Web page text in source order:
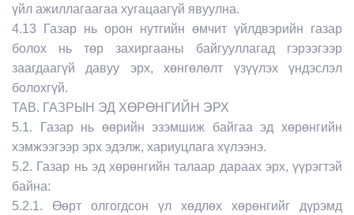
үйл ажиллагаагаа хугацаагүй явуулна.
4.13 Газар нь орон нутгийн өмчит үйлдвэрийн газар
болох нь төр захиргааны байгууллагад гэрээгээр
заагдаагүй давуу эрх, хөнгөлөлт үзүүлэх үндэслэл
болохгүй.
ТАВ. ГАЗРЫН ЭД ХӨРӨНГИЙН ЭРХ
5.1. Газар нь өөрийн эзэмшиж байгаа эд хөрөнгийн
хэмжээгээр эрх эдэлж, хариуцлага хүлээнэ.
5.2. Газар нь эд хөрөнгийн талаар дараах эрх, үүрэгтэй
байна:
5.2.1. Өөрт олгогдсон үл хөдлөх хөрөнгийг дүрэмд